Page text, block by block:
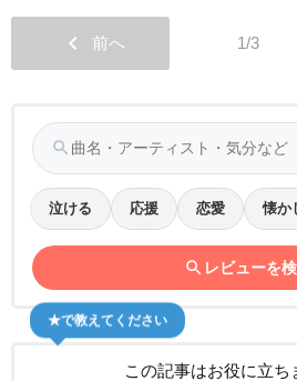
chevron_left 前へ 1/3
search
泣ける 応援 恋愛 懐か
search レビューを
この記事はお役に立ち
★で教えてください